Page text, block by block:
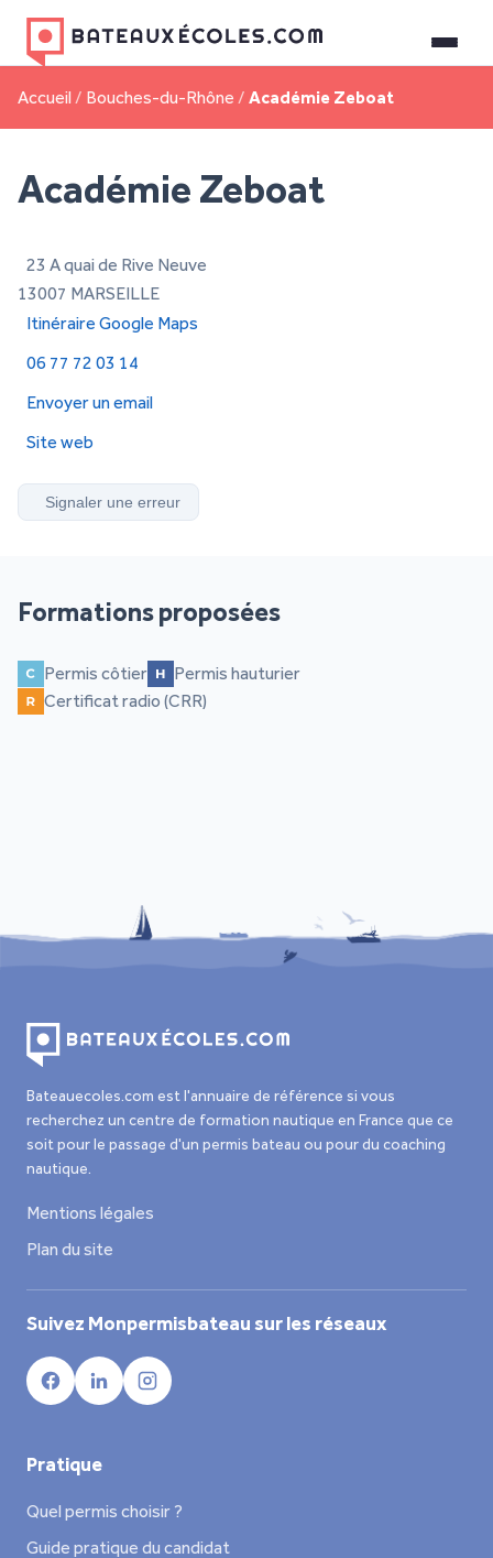
Accueil / Bouches-du-Rhône / Académie Zeboat
Académie Zeboat
23 A quai de Rive Neuve
13007 MARSEILLE
Itinéraire Google Maps
06 77 72 03 14
Envoyer un email
Site web
Signaler une erreur
Formations proposées
Permis côtier
Permis hauturier
Certificat radio (CRR)
Bateauecoles.com est l'annuaire de référence si vous
recherchez un centre de formation nautique en France que ce
soit pour le passage d'un permis bateau ou pour du coaching
nautique.
Mentions légales
Plan du site
Suivez Monpermisbateau sur les réseaux
Pratique
Quel permis choisir ?
Guide pratique du candidat